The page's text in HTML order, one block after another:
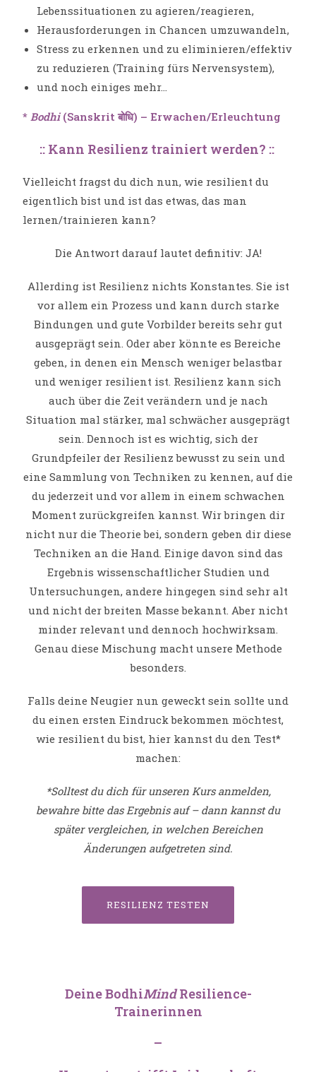
Lebenssituationen zu agieren/reagieren,
Herausforderungen in Chancen umzuwandeln,
Stress zu erkennen und zu eliminieren/effektiv
zu reduzieren (Training fürs Nervensystem),
und noch einiges mehr…
*Bodhi (Sanskrit बोधि) – Erwachen/Erleuchtung
:: Kann Resilienz trainiert werden? ::
Vielleicht fragst du dich nun, wie resilient du
eigentlich bist und ist das etwas, das man
lernen/trainieren kann?
Die Antwort darauf lautet definitiv: JA!
Allerding ist Resilienz nichts Konstantes. Sie ist
vor allem ein Prozess und kann durch starke
Bindungen und gute Vorbilder bereits sehr gut
ausgeprägt sein. Oder aber könnte es Bereiche
geben, in denen ein Mensch weniger belastbar
und weniger resilient ist. Resilienz kann sich
auch über die Zeit verändern und je nach
Situation mal stärker, mal schwächer ausgeprägt
sein. Dennoch ist es wichtig, sich der
Grundpfeiler der Resilienz bewusst zu sein und
eine Sammlung von Techniken zu kennen, auf die
du jederzeit und vor allem in einem schwachen
Moment zurückgreifen kannst. Wir bringen dir
nicht nur die Theorie bei, sondern geben dir diese
Techniken an die Hand. Einige davon sind das
Ergebnis wissenschaftlicher Studien und
Untersuchungen, andere hingegen sind sehr alt
und nicht der breiten Masse bekannt. Aber nicht
minder relevant und dennoch hochwirksam.
Genau diese Mischung macht unsere Methode
besonders.
Falls deine Neugier nun geweckt sein sollte und
du einen ersten Eindruck bekommen möchtest,
wie resilient du bist, hier kannst du den Test*
machen:
*Solltest du dich für unseren Kurs anmelden,
bewahre bitte das Ergebnis auf – dann kannst du
später vergleichen, in welchen Bereichen
Änderungen aufgetreten sind.
RESILIENZ TESTEN
Deine BodhiMindResilience-
Trainerinnen
–